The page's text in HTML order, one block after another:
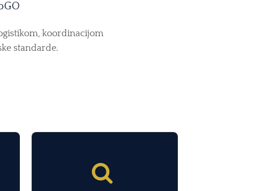
koordinacijom
standarde.